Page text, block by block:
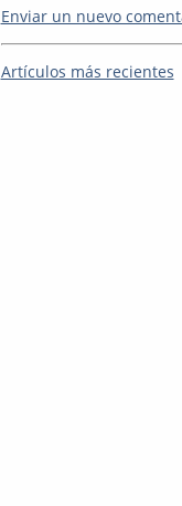
Enviar un nuevo
Artículos más recientes